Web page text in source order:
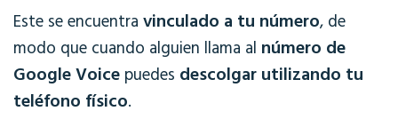
Este se encuentra vinculado a tu número, de
modo que cuando alguien llama al número de
Google Voice puedes descolgar utilizando tu
teléfono físico.